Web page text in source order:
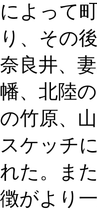
によって
り、その
奈良井、
幡、北陸
の竹原、
スケッチ
れた。ま
徴がより